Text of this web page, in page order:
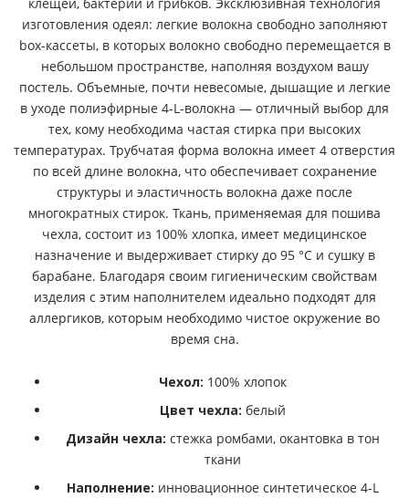
клещей, бактерий и грибков. Эксклюзивная технология
изготовления одеял: легкие волокна свободно заполняют
box-кассеты, в которых волокно свободно перемещается в
небольшом пространстве, наполняя воздухом вашу
постель. Объемные, почти невесомые, дышащие и легкие
в уходе полиэфирные 4-L-волокна — отличный выбор для
тех, кому необходима частая стирка при высоких
температурах. Трубчатая форма волокна имеет 4 отверстия
по всей длине волокна, что обеспечивает сохранение
структуры и эластичность волокна даже после
многократных стирок. Ткань, применяемая для пошива
чехла, состоит из 100% хлопка, имеет медицинское
назначение и выдерживает стирку до 95 °С и сушку в
барабане. Благодаря своим гигиеническим свойствам
изделия с этим наполнителем идеально подходят для
аллергиков, которым необходимо чистое окружение во
время сна.
Чехол: 100% хлопок
Цвет чехла: белый
Дизайн чехла: стежка ромбами, окантовка в тон
ткани
Наполнение: инновационное синтетическое 4-L